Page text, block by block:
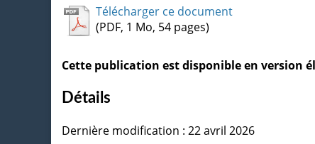
Télécharger ce document
(PDF, 1 Mo, 54 pages)
Cette publication est disponible en version
Détails
Dernière modification : 22 avril 2026